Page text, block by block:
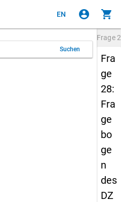
EN account_circle shopping_cart
Suchen
Frage
Fra
ge
28:
Fra
ge
bo
ge
n
des
DZ